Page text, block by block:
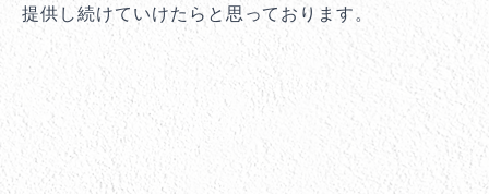
提供し続けていけたらと思っております。